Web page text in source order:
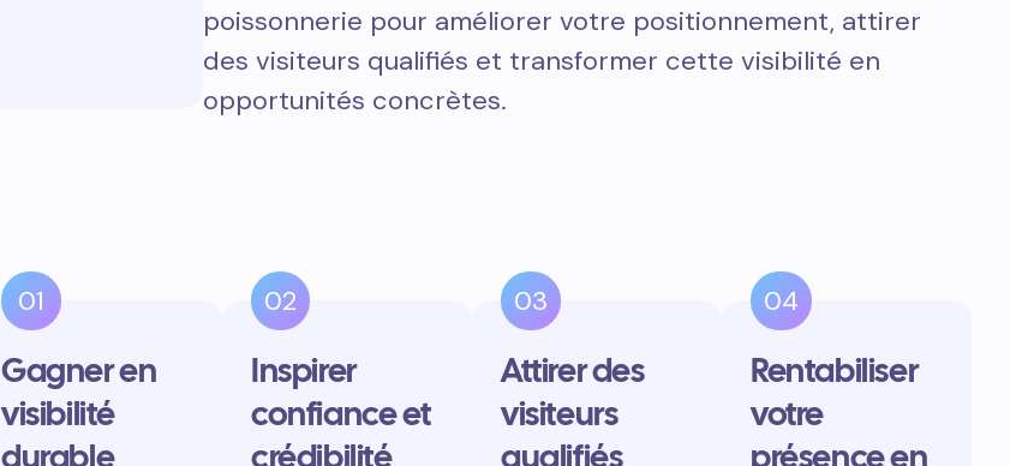
poissonnerie pour améliorer votre positionnement, attirer
des visiteurs qualifiés et transformer cette visibilité en
opportunités concrètes.
01
Gagner en
visibilité
durable
02
Inspirer
confiance et
crédibilité
03
Attirer des
visiteurs
qualifiés
04
Rentabiliser
votre
présence en